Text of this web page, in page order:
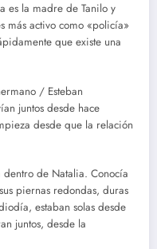
es la madre de Tanilo y
más activo como «policía»
que existe una
/ Esteban
juntos desde hace
desde que la relación
de Natalia. Conocía
piernas redondas, duras
estaban solas desde
juntos, desde la